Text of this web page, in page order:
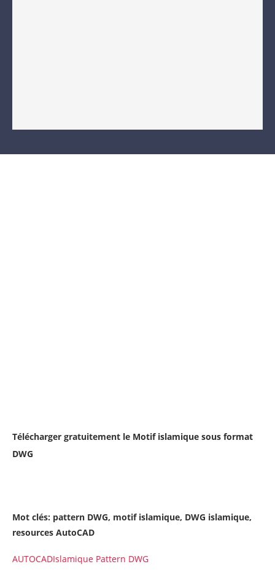
Télécharger gratuitement le Motif islamique sous format
DWG
Mot clés: pattern DWG, motif islamique, DWG islamique,
resources AutoCAD
AUTOCADIslamique Pattern DWG